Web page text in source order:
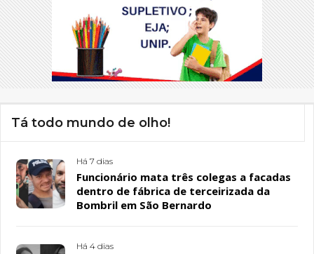
Tá todo mundo de olho!
Há 7 dias
Funcionário mata três colegas a facadas
dentro de fábrica de terceirizada da
Bombril em São Bernardo
Há 4 dias